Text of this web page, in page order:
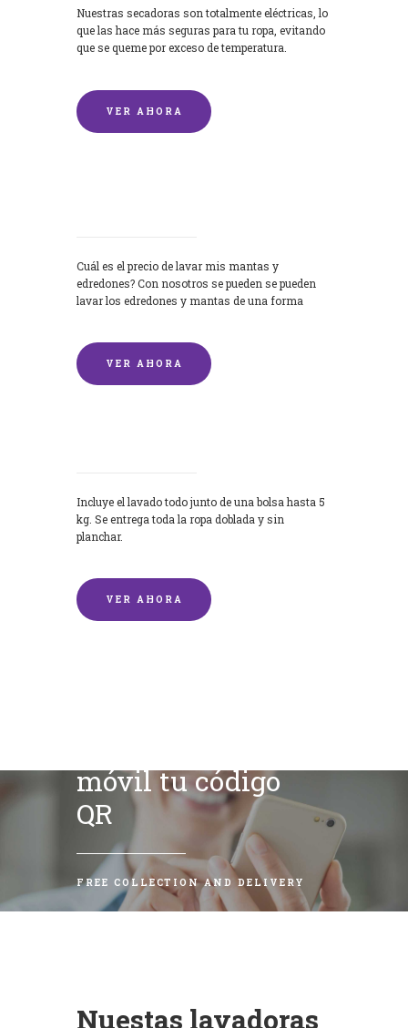
Nuestras secadoras son totalmente eléctricas, lo
que las hace más seguras para tu ropa, evitando
que se queme por exceso de temperatura.
VER AHORA
Cuál es el precio de lavar mis mantas y
edredones? Con nosotros se pueden se pueden
lavar los edredones y mantas de una forma
VER AHORA
Incluye el lavado todo junto de una bolsa hasta 5
kg. Se entrega toda la ropa doblada y sin
planchar.
VER AHORA
móvil tu código
QR
FREE COLLECTION AND DELIVERY
Nuestas lavadoras